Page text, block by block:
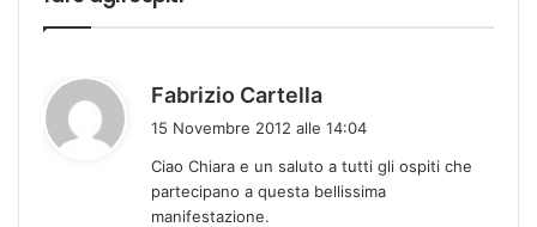
Fabrizio Cartella
e
t
15 Novembre 2012 alle 14:04
Ciao Chiara e un saluto a tutti gli ospiti che
partecipano a questa bellissima
manifestazione.